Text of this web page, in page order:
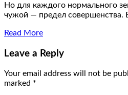
Но для каждого нормального
чужой — предел совершенства.
Read More
Leave a Reply
Your email address will not be
marked *